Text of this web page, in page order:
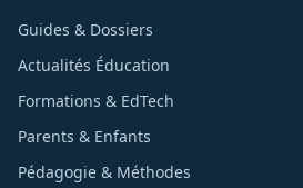
Guides & Dossiers
Actualités Éducation
Formations & EdTech
Parents & Enfants
Pédagogie & Méthodes